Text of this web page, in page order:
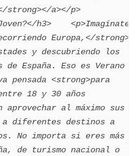
a></p>
h3>    <p>Imagínate
Europa,</strong>
y descubriendo los
de España. Eso es Verano
<strong>para
18 y 30 años
aprovechar al máximo sus
a diferentes destinos a
No importa si eres más
de turismo nacional o